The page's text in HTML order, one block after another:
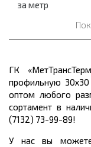
за метр
ГК
профильную
оптом любого
сортамент в
(7132) 73-99-89!
У нас вы можете